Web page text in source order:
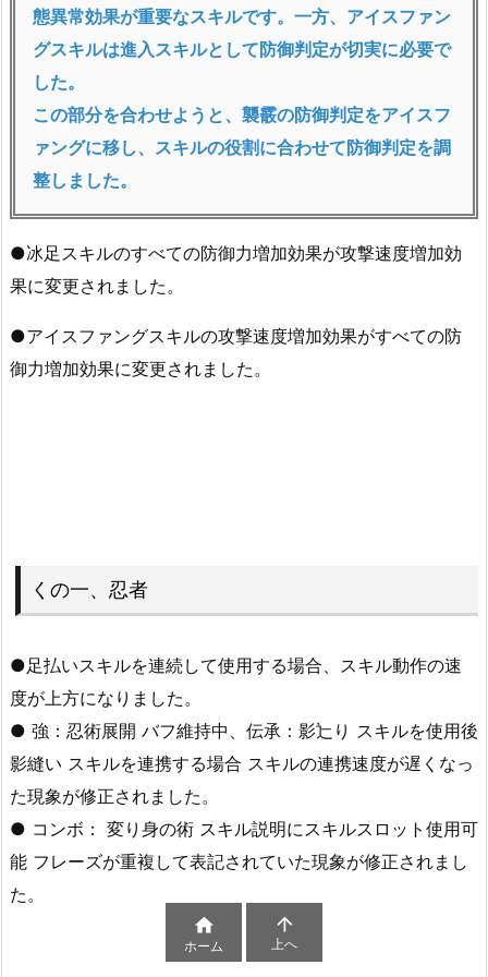
態異常効果が重要なスキルです。一方、アイスファン
グスキルは進入スキルとして防御判定が切実に必要で
した。
この部分を合わせようと、 襲霰の防御判定をアイスフ
ァングに移し、スキルの役割に合わせて防御判定を調
整しました。
●冰足スキルのすべての防御力増加効果が攻撃速度増加効
果に変更されました。
●アイスファングスキルの攻撃速度増加効果がすべての防
御力増加効果に変更されました。
くの一、忍者
●足払いスキルを連続して使用する場合、スキル動作の速
度が上方になりました。
● 強：忍術展開 バフ維持中、伝承：影辷り スキルを使用後
影縫い スキルを連携する場合 スキルの連携速度が遅くなっ
た現象が修正されました。
● コンボ： 変り身の術 スキル説明にスキルスロット使用可
能 フレーズが重複して表記されていた現象が修正されまし
た。

ホーム

上へ